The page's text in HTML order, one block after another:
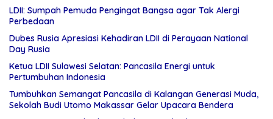
LDII: Sumpah Pemuda Pengingat Bangsa agar Tak Alergi
Perbedaan
Dubes Rusia Apresiasi Kehadiran LDII di Perayaan National
Day Rusia
Ketua LDII Sulawesi Selatan: Pancasila Energi untuk
Pertumbuhan Indonesia
Tumbuhkan Semangat Pancasila di Kalangan Generasi Muda,
Sekolah Budi Utomo Makassar Gelar Upacara Bendera